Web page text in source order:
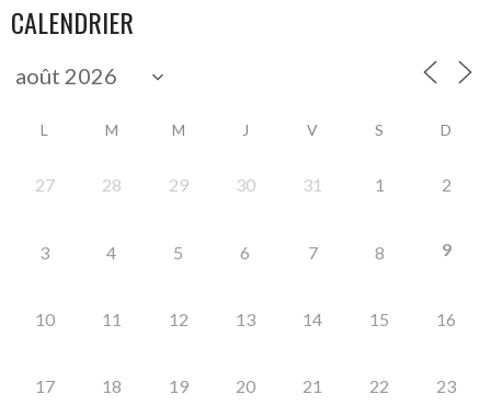
CALENDRIER
L M M J V S D
27 28 29 30 31 1 2
3 4 5 6 7 8 9
10 11 12 13 14 15 16
17 18 19 20 21 22 23